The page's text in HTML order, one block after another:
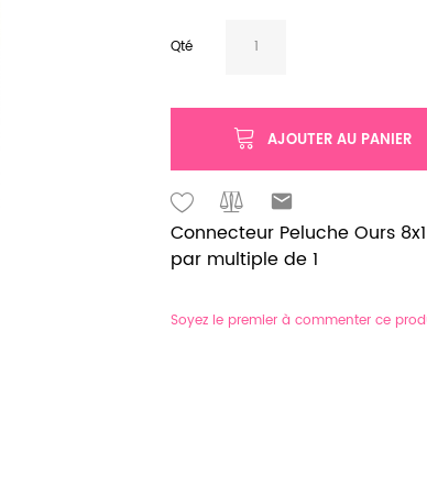
Qté
AJOUTER AU PANIER
Connecteur Peluche Ours
par multiple de 1
Soyez le premier à commenter ce